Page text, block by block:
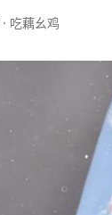
· 吃藕幺鸡